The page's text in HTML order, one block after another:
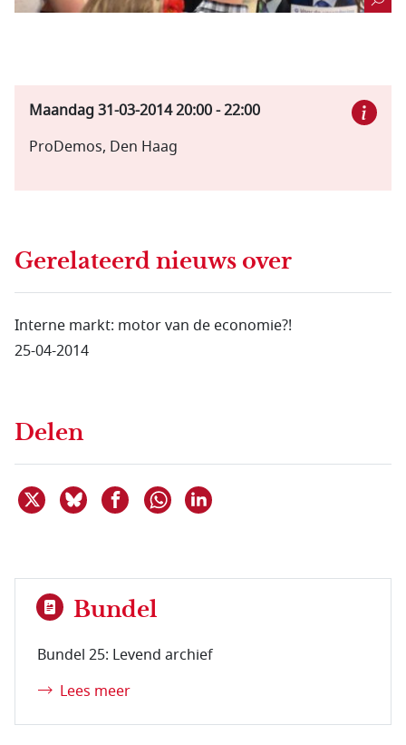
Maandag 31-03-201420:00-22:00
ProDemos, Den Haag
Gerelateerd nieuws over
Interne markt: motor van de economie?!
25-04-2014
Delen
Deel dit item op X
Deel dit item op Bluesky
Deel dit item op Facebook
Delen via WhatsApp
Bundel
Bundel 25: Levend archief
Lees meer